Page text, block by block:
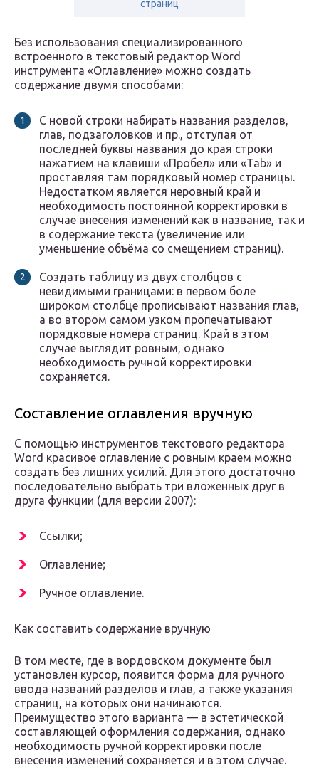
страниц
Без использования специализированного
встроенного в текстовый редактор Word
инструмента «Оглавление» можно создать
содержание двумя способами:
С новой строки набирать названия разделов,
глав, подзаголовков и пр., отступая от
последней буквы названия до края строки
нажатием на клавиши «Пробел» или «Tab» и
проставляя там порядковый номер страницы.
Недостатком является неровный край и
необходимость постоянной корректировки в
случае внесения изменений как в название, так и
в содержание текста (увеличение или
уменьшение объёма со смещением страниц).
Создать таблицу из двух столбцов с
невидимыми границами: в первом боле
широком столбце прописывают названия глав,
а во втором самом узком пропечатывают
порядковые номера страниц. Край в этом
случае выглядит ровным, однако
необходимость ручной корректировки
сохраняется.
Составление оглавления вручную
С помощью инструментов текстового редактора
Word красивое оглавление с ровным краем можно
создать без лишних усилий. Для этого достаточно
последовательно выбрать три вложенных друг в
друга функции (для версии 2007):
Ссылки;
Оглавление;
Ручное оглавление.
Как составить содержание вручную
В том месте, где в вордовском документе был
установлен курсор, появится форма для ручного
ввода названий разделов и глав, а также указания
страниц, на которых они начинаются.
Преимущество этого варианта — в эстетической
составляющей оформления содержания, однако
необходимость ручной корректировки после
внесения изменений сохраняется и в этом случае.